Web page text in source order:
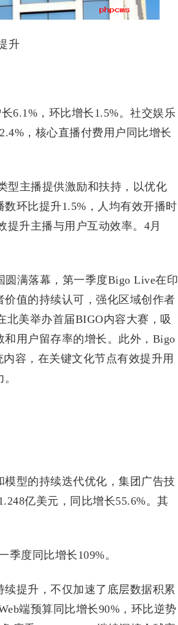
升
，环比增长1.5%。社交娱乐
，核心直播付费用户同比增长
主播提供激励和扶持，以优化
环比提升1.5%，人均有效开播时
升主播与用户互动效率。4月
满落幕，第一季度Bigo Live在印
值的持续认可，强化区域创作者
美举办首届BIGO内容大赛，吸
用户留存率的增长。此外，Bigo
容，在关键文化节点有效提升用
型的持续迭代优化，集团广告技
亿美元，同比增长55.6%。其
度同比增长109%。
提升，不仅加速了底层数据积累
端预算同比增长90%，环比逆势